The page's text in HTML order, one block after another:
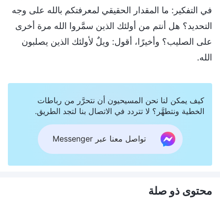
في التفكير: ما المقدار الحقيقي لمعرفتكم بالله على وجه
التحديد؟ هل أنتم من أولئك الذين سمَّروا الله مرة أخرى
على الصليب؟ وأخيرًا، أقول: ويلٌ لأولئك الذين يصلبون
الله.
كيف يمكن لنا نحن المسيحيون أن نتحرَّر من رباطات
الخطية ونتطهَّر؟ لا تتردد في الاتصال بنا لتجد الطريق.
تواصل معنا عبر Messenger
محتوى ذو صلة